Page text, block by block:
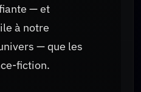
— et
à notre
— que les
fiction.